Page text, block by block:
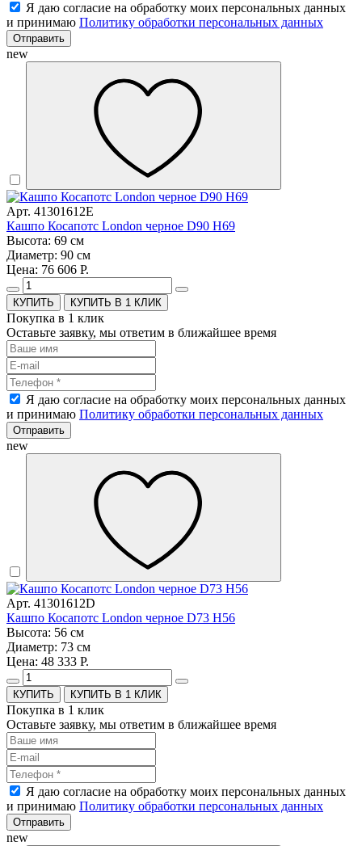
Я даю согласие на обработку моих персональных данных
и принимаю Политику обработки персональных данных
Отправить
new
Арт. 41301612E
Кашпо Косапотс London черное D90 H69
Высота: 69 см
Диаметр: 90 см
Цена: 76 606 Р.
КУПИТЬ В 1 КЛИК
Покупка в 1 клик
Оставьте заявку, мы ответим в ближайшее время
Я даю согласие на обработку моих персональных данных
и принимаю Политику обработки персональных данных
Отправить
new
Арт. 41301612D
Кашпо Косапотс London черное D73 H56
Высота: 56 см
Диаметр: 73 см
Цена: 48 333 Р.
КУПИТЬ В 1 КЛИК
Покупка в 1 клик
Оставьте заявку, мы ответим в ближайшее время
Я даю согласие на обработку моих персональных данных
и принимаю Политику обработки персональных данных
Отправить
new